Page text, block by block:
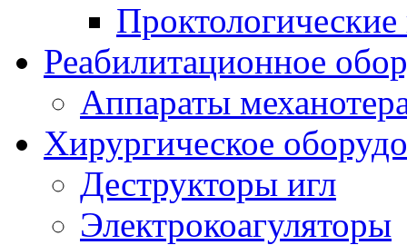
Проктологические
Реабилитационное
Аппараты
Хирургическое
Деструкторы игл
Электрокоагуляторы